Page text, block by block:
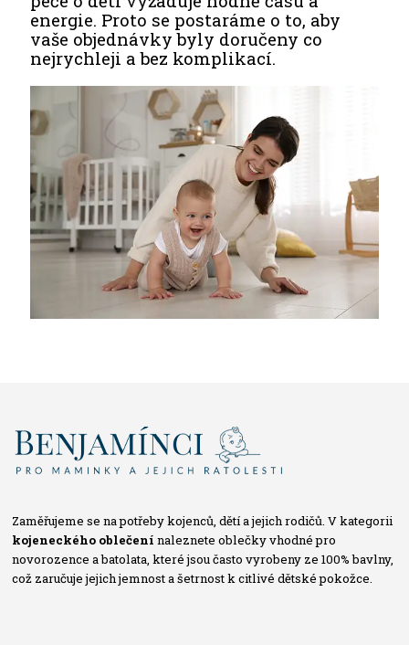
energie. Proto se postaráme o to, aby
vaše objednávky byly doručeny co
nejrychleji a bez komplikací.
Zaměřujeme se na potřeby kojenců, dětí a jejich rodičů. V kategorii
kojeneckého oblečení naleznete oblečky vhodné pro
novorozence a batolata, které jsou často vyrobeny ze 100% bavlny,
což zaručuje jejich jemnost a šetrnost k citlivé dětské pokožce.